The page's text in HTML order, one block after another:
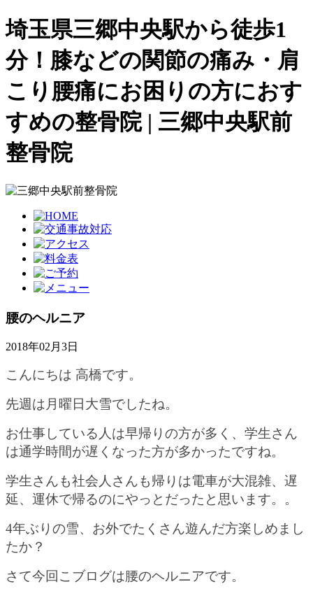
埼玉県三郷中央駅から徒歩1
分！膝などの関節の痛み・肩
こり腰痛にお困りの方におす
すめの整骨院 | 三郷中央駅前
整骨院
腰のヘルニア
2018年02月3日
こんにちは 高橋です。
先週は月曜日大雪でしたね。
お仕事している人は早帰りの方が多く、学生さん
は通学時間が遅くなった方が多かったですね。
学生さんも社会人さんも帰りは電車が大混雑、遅
延、運休で帰るのにやっとだったと思います。。
4年ぶりの雪、お外でたくさん遊んだ方楽しめまし
たか？
さて今回こブログは腰のヘルニアです。